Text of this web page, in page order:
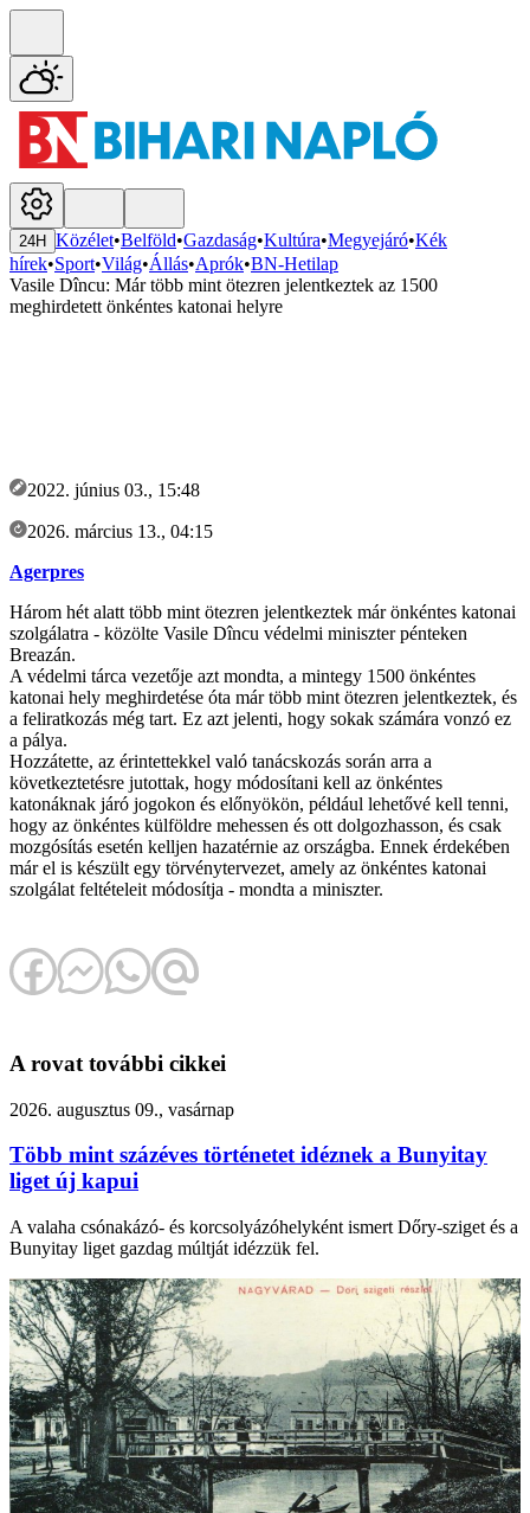
24H Közélet•Belföld•Gazdaság•Kultúra•Megyejáró•Kék
hírek•Sport•Világ•Állás•Aprók•BN-Hetilap
Vasile Dîncu: Már több mint ötezren jelentkeztek az 1500
meghirdetett önkéntes katonai helyre
2022. június 03., 15:48
2026. március 13., 04:15
Agerpres
Három hét alatt több mint ötezren jelentkeztek már önkéntes katonai
szolgálatra - közölte Vasile Dîncu védelmi miniszter pénteken
Breazán.
A védelmi tárca vezetője azt mondta, a mintegy 1500 önkéntes
katonai hely meghirdetése óta már több mint ötezren jelentkeztek, és
a feliratkozás még tart. Ez azt jelenti, hogy sokak számára vonzó ez
a pálya.
Hozzátette, az érintettekkel való tanácskozás során arra a
következtetésre jutottak, hogy módosítani kell az önkéntes
katonáknak járó jogokon és előnyökön, például lehetővé kell tenni,
hogy az önkéntes külföldre mehessen és ott dolgozhasson, és csak
mozgósítás esetén kelljen hazatérnie az országba. Ennek érdekében
már el is készült egy törvénytervezet, amely az önkéntes katonai
szolgálat feltételeit módosítja - mondta a miniszter.
A rovat további cikkei
2026. augusztus 09., vasárnap
Több mint százéves történetet idéznek a Bunyitay
liget új kapui
A valaha csónakázó- és korcsolyázóhelyként ismert Dőry-sziget és a
Bunyitay liget gazdag múltját idézzük fel.